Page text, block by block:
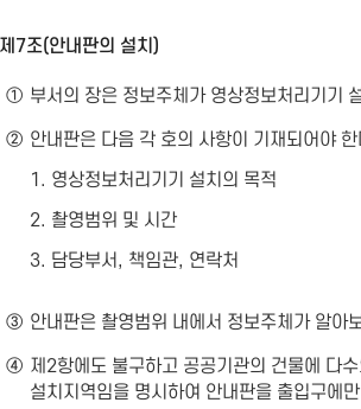
7조(안내판의 설치)
① 부서의 장은 정보주체가 영상정보처리기기
② 안내판은 다음 각 호의 사항이 기재되어야 한
1. 영상정보처리기기 설치의 목적
2. 촬영범위 및 시간
3. 담당부서, 책임관, 연락처
③ 안내판은 촬영범위 내에서 정보주체가 알아
④ 제2항에도 불구하고 공공기관의 건물에 다
설치지역임을 명시하여 안내판을 출입구에